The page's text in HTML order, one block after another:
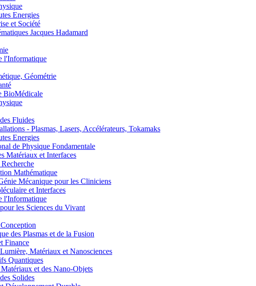
Energies
et Société
Jacques Hadamard
l'Informatique
Géométrie
BioMédicale
Fluides
- Plasmas, Lasers, Accélérateurs, Tokamaks
Energies
de Physique Fondamentale
et Interfaces
Mathématique
Mécanique pour les Cliniciens
et Interfaces
l'Informatique
les Sciences du Vivant
des Plasmas et de la Fusion
Finance
Matériaux et Nanosciences
Quantiques
et des Nano-Objets
Solides